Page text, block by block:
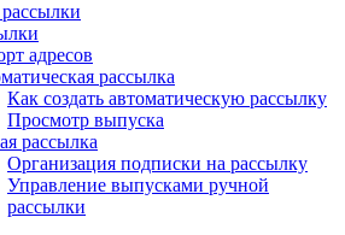
адресов
рассылка
Как создать автоматическую рассылку
Просмотр выпуска
рассылка
Организация подписки на рассылку
Управление выпусками ручной
рассылки